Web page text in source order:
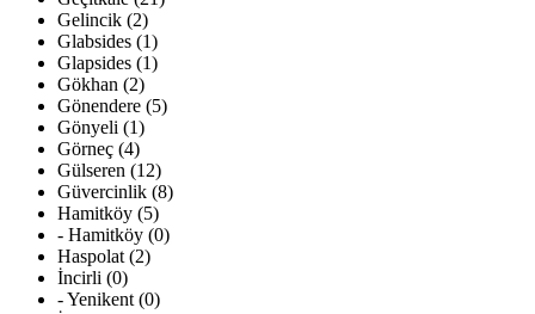
Gelincik (2)
Glabsides (1)
Glapsides (1)
Gökhan (2)
Gönendere (5)
Gönyeli (1)
Görneç (4)
Gülseren (12)
Güvercinlik (8)
Hamitköy (5)
- Hamitköy (0)
Haspolat (2)
İncirli (0)
- Yenikent (0)